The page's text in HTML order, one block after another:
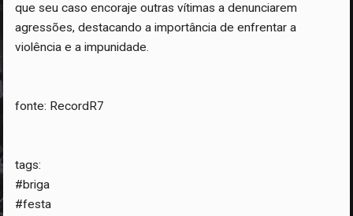
que seu caso encoraje outras vítimas a denunciarem
agressões, destacando a importância de enfrentar a
violência e a impunidade.
fonte: RecordR7
tags:
#briga
#festa